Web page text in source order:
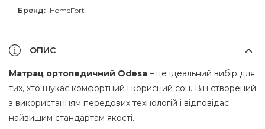
Бренд: HomeFort
ОПИС
Матрац ортопедичний Odesa – це ідеальний вибір для
тих, хто шукає комфортний і корисний сон. Він створений
з використанням передових технологій і відповідає
найвищим стандартам якості.